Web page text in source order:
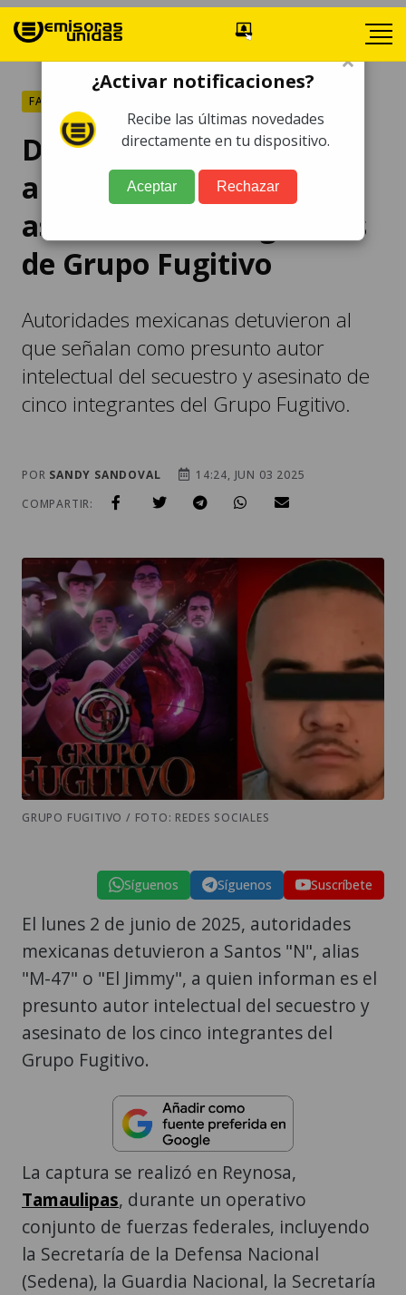
FARÁNDULA
Detienen a presunto
autor intelectual del
asesinato de integrantes
de Grupo Fugitivo
Autoridades mexicanas detuvieron al
que señalan como presunto autor
intelectual del secuestro y asesinato de
cinco integrantes del Grupo Fugitivo.
POR SANDY SANDOVAL
14:24, JUN 03 2025
COMPARTIR:
GRUPO FUGITIVO / FOTO: REDES SOCIALES
Síguenos Síguenos Suscríbete
El lunes 2 de junio de 2025, autoridades
mexicanas detuvieron a Santos "N", alias
"M-47" o "El Jimmy", a quien informan es el
presunto autor intelectual del secuestro y
asesinato de los cinco integrantes del
Grupo Fugitivo.
La captura se realizó en Reynosa,
Tamaulipas, durante un operativo
conjunto de fuerzas federales, incluyendo
la Secretaría de la Defensa Nacional
(Sedena), la Guardia Nacional, la Secretaría
×
¿Activar notificaciones?
Recibe las últimas novedades
directamente en tu dispositivo.
Aceptar Rechazar